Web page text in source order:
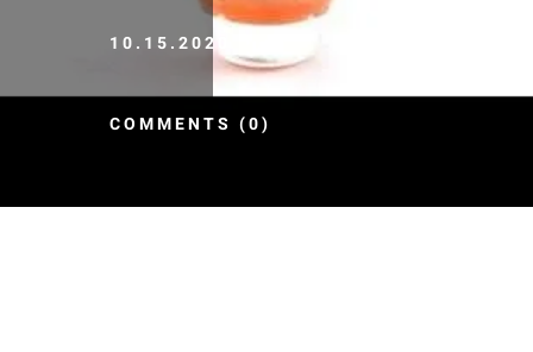
10.15.2020
COMMENTS (0)